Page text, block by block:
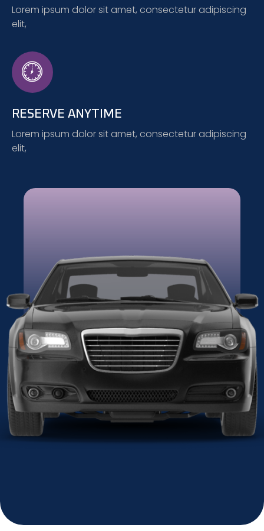
Lorem ipsum dolor sit amet, consectetur adipiscing
elit,
RESERVE ANYTIME
Lorem ipsum dolor sit amet, consectetur adipiscing
elit,